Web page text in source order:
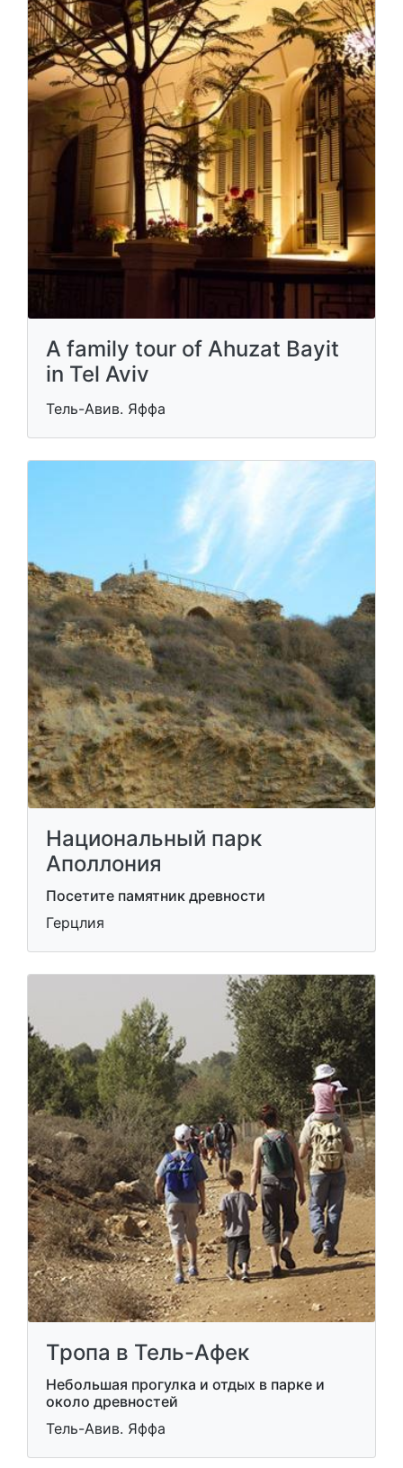
A family tour of Ahuzat Bayit
in Tel Aviv
Тель-Авив. Яффа
Национальный парк
Аполлония
Посетите памятник древности
Герцлия
Тропа в Тель-Афек
Небольшая прогулка и отдых в парке и
около древностей
Тель-Авив. Яффа